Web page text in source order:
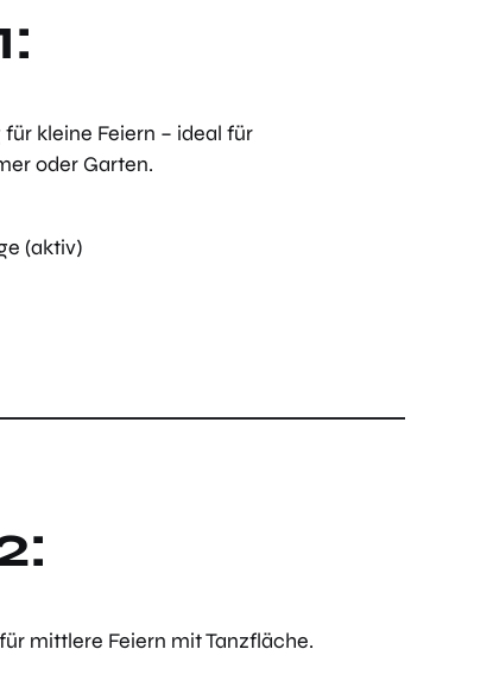
kleine Feiern – ideal für
oder Garten.
(aktiv)
mittlere Feiern mit Tanzfläche.